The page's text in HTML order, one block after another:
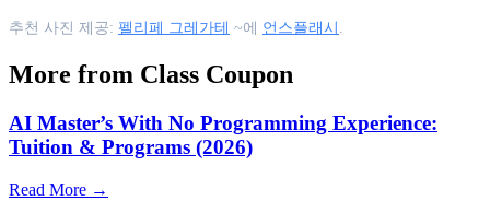
추천 사진 제공: 펠리페 그레가테 ~에 언스플래시 .
More from Class Coupon
AI Master’s With No Programming Experience:
Tuition & Programs (2026)
Read More →